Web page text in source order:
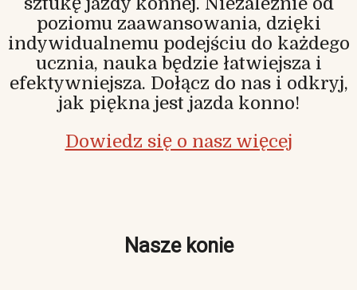
poziomu zaawansowania, dzięki
indywidualnemu podejściu do każdego
ucznia, nauka będzie łatwiejsza i
efektywniejsza. Dołącz do nas i odkryj,
jak piękna jest jazda konno!
Dowiedz się o nasz więcej
Nasze konie